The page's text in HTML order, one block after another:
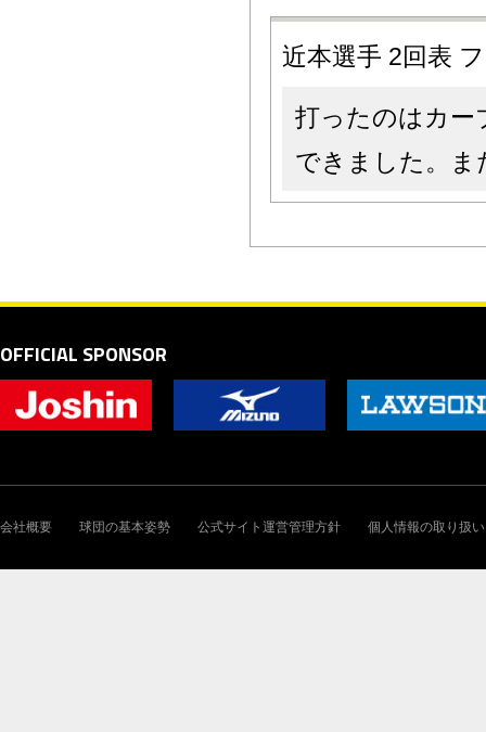
近本選手 2回表
打ったのはカー
できました。ま
OFFICIAL SPONSOR
会社概要 球団の基本姿勢 公式サイト運営管理方針 個人情報の取り扱い